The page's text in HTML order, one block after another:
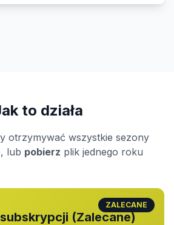
to działa
otrzymywać wszystkie sezony
lub pobierz plik jednego roku
ZALECANE
(Zalecane)